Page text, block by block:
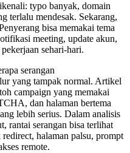
typo banyak, domain
terlalu mendesak. Sekarang,
bisa memakai tema
meeting, update akun,
sehari-hari.
serangan
yang tampak normal. Artikel
campaign yang memakai
dan halaman bertema
lebih serius. Dalam analisis
rantai serangan bisa terlihat
halaman palsu, prompt
remote.